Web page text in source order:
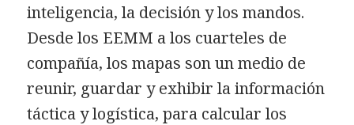
inteligencia, la decisión y los mandos.
Desde los EEMM a los cuarteles de
compañía, los mapas son un medio de
reunir, guardar y exhibir la información
táctica y logística, para calcular los